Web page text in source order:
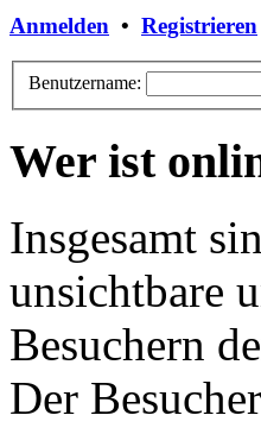
Anmelden • Registrieren
Benutzername:
Wer ist
Insgesamt
unsichtbare
Besuchern
Der